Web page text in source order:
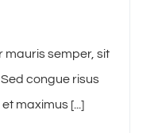
mauris semper, sit
congue risus
maximus [...]